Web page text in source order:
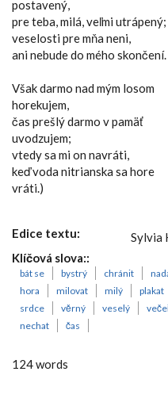
postavený,
pre teba, milá, veľmi utrápený;
veselosti pre mňa neni,
ani nebude do mého skončení.
Však darmo nad mým losom
horekujem,
čas prešlý darmo v pamäť
uvodzujem;
vtedy sa mi on navráti,
keď voda nitrianska sa hore
vráti.)
Edice textu:
Sylvia
Klíčová slova::
bát se bystrý chránit
hora
milovat milý plakat
srdce
věrný veselý
nechat
čas
124 words